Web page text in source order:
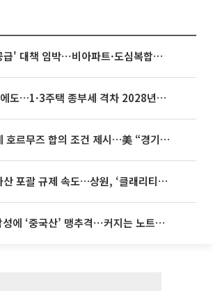
영끌 '주택공급' 대책 임박⋯비아파트·도심복합까지 총동원
종부세 개편에도…1·3주택 종부세 격차 2028년부터 확대
이란, 미국에 호르무즈 합의 조건 제시…美 “경기 아직 안 끝나” [종합]
미국, 가상자산 포괄 규제 속도…상원, ‘클래리티법’ 9월 절차투표 추진
맥북 품은 삼성에 ‘중국산’ 맹추격⋯커지는 노트북 OLED 시장